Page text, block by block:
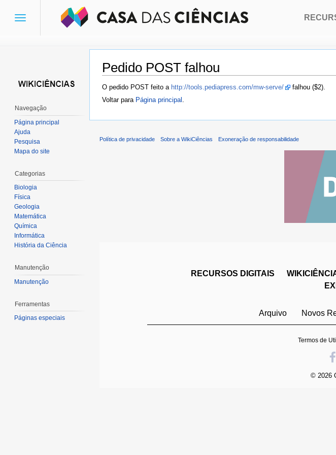
Pedido POST falhou
Ir para:navegação,pesquisa
O pedido POST feito a http://tools.pediapress.com/mw-serve/
falhou ($2).
Voltar para Página principal
Toggle
Navegação
Página principal
Ajuda
Pesquisa
Mapa do site
Categorias
Biologia
Física
Geologia
Matemática
Química
Informática
História da Ciência
Manutenção
Manutenção
Ferramentas
Páginas especiais
Política de privacidade Sobre a WikiCiências Exoneração de responsabilidade
RECURSOS DIGITAIS
Arquivo Novos
Termos de
© 2026